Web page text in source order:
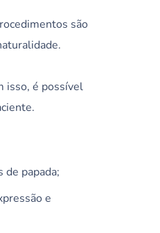
são
isso, é possível
de papada;
e